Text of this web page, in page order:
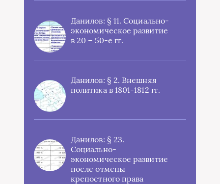
Данилов: § 11. Социально-
экономическое развитие
в 20 – 50-е гг.
Данилов: § 2. Внешняя
политика в 1801-1812 гг.
Данилов: § 23.
Социально-
экономическое развитие
после отмены
крепостного права